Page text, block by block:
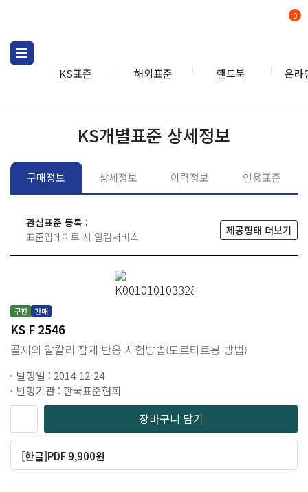
KS표준 해외표준 핸드북 온라
0
KS개별표준 상세정보
구매정보 상세정보 이력정보 인용표준
관심표준 등록 :
표준업데이트 시 알림서비스
제공형태 더보기
구판 판매
KS F 2546
골재의 알칼리 잠재 반응 시험방법(모르타르봉 방법)
발행일 : 2014-12-24
발행기관 : 한국표준협회
장바구니 담기
[한글]PDF 9,900원